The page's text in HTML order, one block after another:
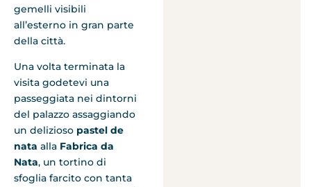
gemelli visibili
all’esterno in gran parte
della città.
Una volta terminata la
visita godetevi una
passeggiata nei dintorni
del palazzo assaggiando
un delizioso pastel de
nata alla Fabrica da
Nata, un tortino di
sfoglia farcito con tanta